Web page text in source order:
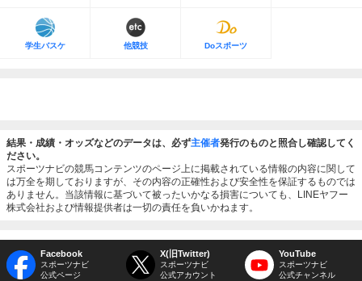
学生バスケ 他競技 Doスポーツ
結果・成績・オッズなどのデータは、必ず主催者発行のものと照合し確認してく
ださい。
スポーツナビの競馬コンテンツのページ上に掲載されている情報の内容に関して
は万全を期しておりますが、その内容の正確性および安全性を保証するものでは
ありません。当該情報に基づいて被ったいかなる損害についても、LINEヤフー
株式会社および情報提供者は一切の責任を負いかねます。
Facebook
スポーツナビ
公式ページ
X(旧Twitter)
スポーツナビ
公式アカウント
YouTube
スポーツナビ
公式チャンネル